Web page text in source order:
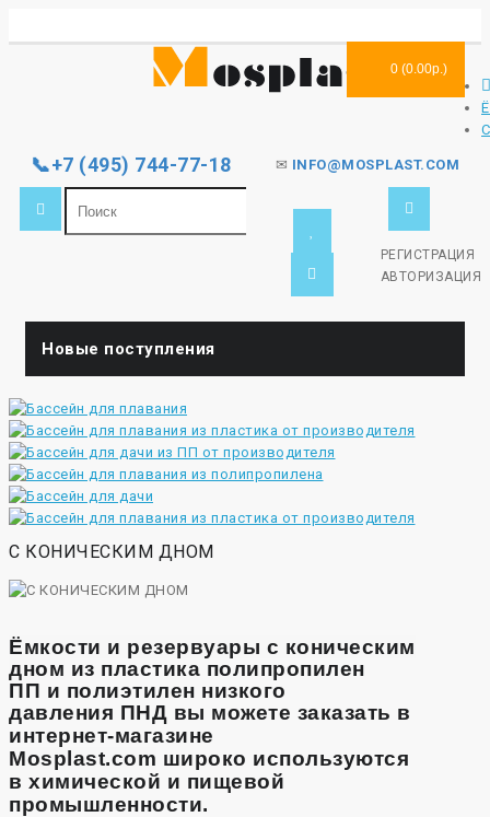
📞+7 (495) 744-77-18 ✉ INFO@MOSPLAST.COM
РЕГИСТРАЦИЯ
АВТОРИЗАЦИЯ
0 (0.00р.)
Новые поступления
С КОНИЧЕСКИМ ДНОМ
Ёмкости и резервуары с коническим
дном из пластика полипропилен
ПП и полиэтилен низкого
давления ПНД вы можете заказать в
интернет-магазине
Mosplast.com широко используются
в химической и пищевой
промышленности.